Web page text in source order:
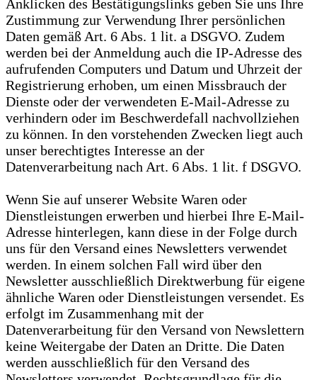
Anklicken des Bestätigungslinks geben Sie uns Ihre
Zustimmung zur Verwendung Ihrer persönlichen
Daten gemäß Art. 6 Abs. 1 lit. a DSGVO. Zudem
werden bei der Anmeldung auch die IP-Adresse des
aufrufenden Computers und Datum und Uhrzeit der
Registrierung erhoben, um einen Missbrauch der
Dienste oder der verwendeten E-Mail-Adresse zu
verhindern oder im Beschwerdefall nachvollziehen
zu können. In den vorstehenden Zwecken liegt auch
unser berechtigtes Interesse an der
Datenverarbeitung nach Art. 6 Abs. 1 lit. f DSGVO.
Wenn Sie auf unserer Website Waren oder
Dienstleistungen erwerben und hierbei Ihre E-Mail-
Adresse hinterlegen, kann diese in der Folge durch
uns für den Versand eines Newsletters verwendet
werden. In einem solchen Fall wird über den
Newsletter ausschließlich Direktwerbung für eigene
ähnliche Waren oder Dienstleistungen versendet. Es
erfolgt im Zusammenhang mit der
Datenverarbeitung für den Versand von Newslettern
keine Weitergabe der Daten an Dritte. Die Daten
werden ausschließlich für den Versand des